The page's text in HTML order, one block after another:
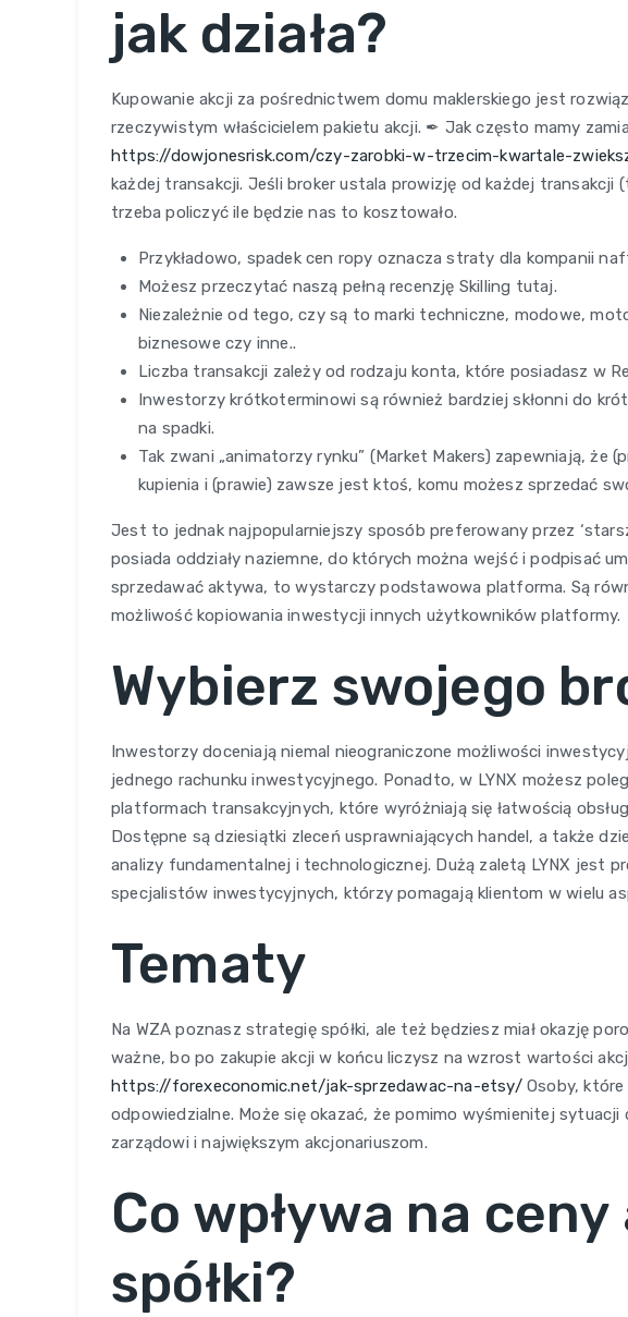
jak działa?
Kupowanie akcji za pośrednictwem domu maklerskiego jest
rzeczywistym właścicielem pakietu akcji. ✒ Jak często mamy
https://dowjonesrisk.com/czy-zarobki-w-trzecim-kwartale-
każdej transakcji. Jeśli broker ustala prowizję od każdej transakcji
trzeba policzyć ile będzie nas to kosztowało.
Przykładowo, spadek cen ropy oznacza straty dla kompanii
Możesz przeczytać naszą pełną recenzję Skilling tutaj.
Niezależnie od tego, czy są to marki techniczne, modowe,
biznesowe czy inne..
Liczba transakcji zależy od rodzaju konta, które posiadasz w
Inwestorzy krótkoterminowi są również bardziej skłonni do
na spadki.
Tak zwani „animatorzy rynku” (Market Makers) zapewniają, że
kupienia i (prawie) zawsze jest ktoś, komu możesz sprzedać
Jest to jednak najpopularniejszy sposób preferowany przez
posiada oddziały naziemne, do których można wejść i podpisać
sprzedawać aktywa, to wystarczy podstawowa platforma. Są
możliwość kopiowania inwestycji innych użytkowników platformy.
Wybierz swojego
Inwestorzy doceniają niemal nieograniczone możliwości
jednego rachunku inwestycyjnego. Ponadto, w LYNX możesz
platformach transakcyjnych, które wyróżniają się łatwością
Dostępne są dziesiątki zleceń usprawniających handel, a także
analizy fundamentalnej i technologicznej. Dużą zaletą LYNX jest
specjalistów inwestycyjnych, którzy pomagają klientom w wielu
Tematy
Na WZA poznasz strategię spółki, ale też będziesz miał okazję
ważne, bo po zakupie akcji w końcu liczysz na wzrost wartości
https://forexeconomic.net/jak-sprzedawac-na-etsy/Osoby, które
odpowiedzialne. Może się okazać, że pomimo wyśmienitej sytuacji
zarządowi i największym akcjonariuszom.
Co wpływa na
spółki?